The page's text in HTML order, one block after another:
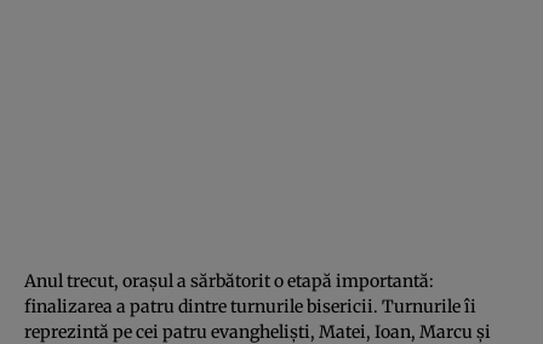
Anul trecut, orașul a sărbătorit o etapă importantă:
finalizarea a patru dintre turnurile bisericii. Turnurile îi
reprezintă pe cei patru evangheliști, Matei, Ioan, Marcu și